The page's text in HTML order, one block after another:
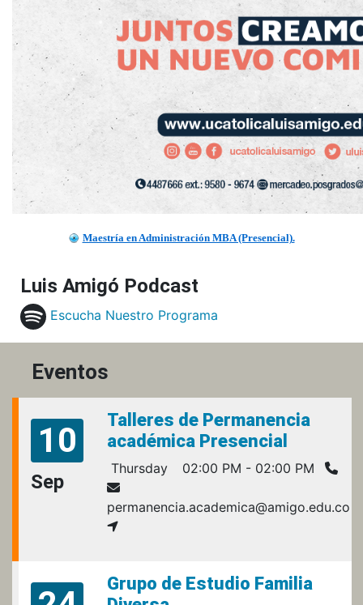
Maestría en Administración MBA (Presencial).
Luis Amigó Podcast
Escucha Nuestro Programa
Eventos
10
Sep
Talleres de Permanencia
académica Presencial
Thursday 02:00 PM - 02:00 PM
permanencia.academica@amigo.edu.co
Grupo de Estudio Familia